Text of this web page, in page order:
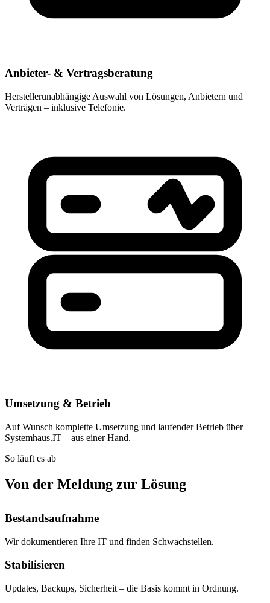
Anbieter- & Vertragsberatung
Herstellerunabhängige Auswahl von Lösungen, Anbietern und
Verträgen – inklusive Telefonie.
Umsetzung & Betrieb
Auf Wunsch komplette Umsetzung und laufender Betrieb über
Systemhaus.IT – aus einer Hand.
So läuft es ab
Von der Meldung zur Lösung
Bestandsaufnahme
Wir dokumentieren Ihre IT und finden Schwachstellen.
Stabilisieren
Updates, Backups, Sicherheit – die Basis kommt in Ordnung.